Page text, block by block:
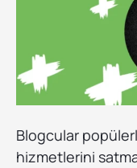
Blogcular
hizmetlerini